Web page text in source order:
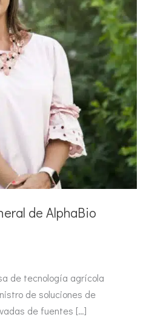
de AlphaBio
de tecnología agrícola
de soluciones de
de fuentes […]